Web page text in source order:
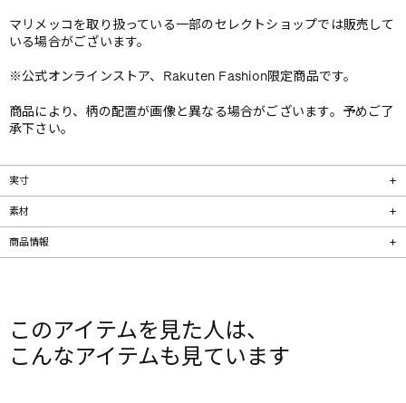
マリメッコを取り扱っている一部のセレクトショップでは販売して
いる場合がございます。
※公式オンラインストア、Rakuten Fashion限定商品です。
商品により、柄の配置が画像と異なる場合がございます。予めご了
承下さい。
実寸
素材
商品情報
このアイテムを見た人は、
こんなアイテムも見ています